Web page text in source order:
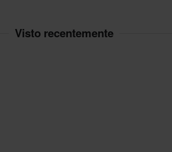
Visto recentemente